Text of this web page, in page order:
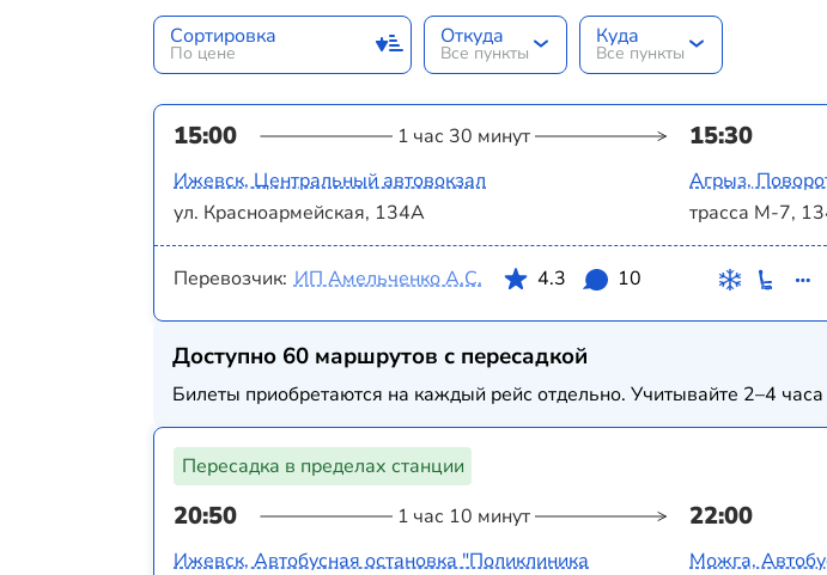
Сортировка
По цене
Откуда
Все пункты
Куда
Все пункты
15:00 1 час 30 минут 15:30
Ижевск, Центральный автовокзал
ул. Красноармейская, 134А
Агрыз,
трасса М-7,
Перевозчик: ИП Амельченко А.С. 4.3 10
Доступно 60 маршрутов с пересадкой
Билеты приобретаются на каждый рейс отдельно. Учитывайте 2–4
Пересадка в пределах станции
20:50 1 час 10 минут 22:00
Ижевск, Автобусная остановка "Поликлиника
Можга,